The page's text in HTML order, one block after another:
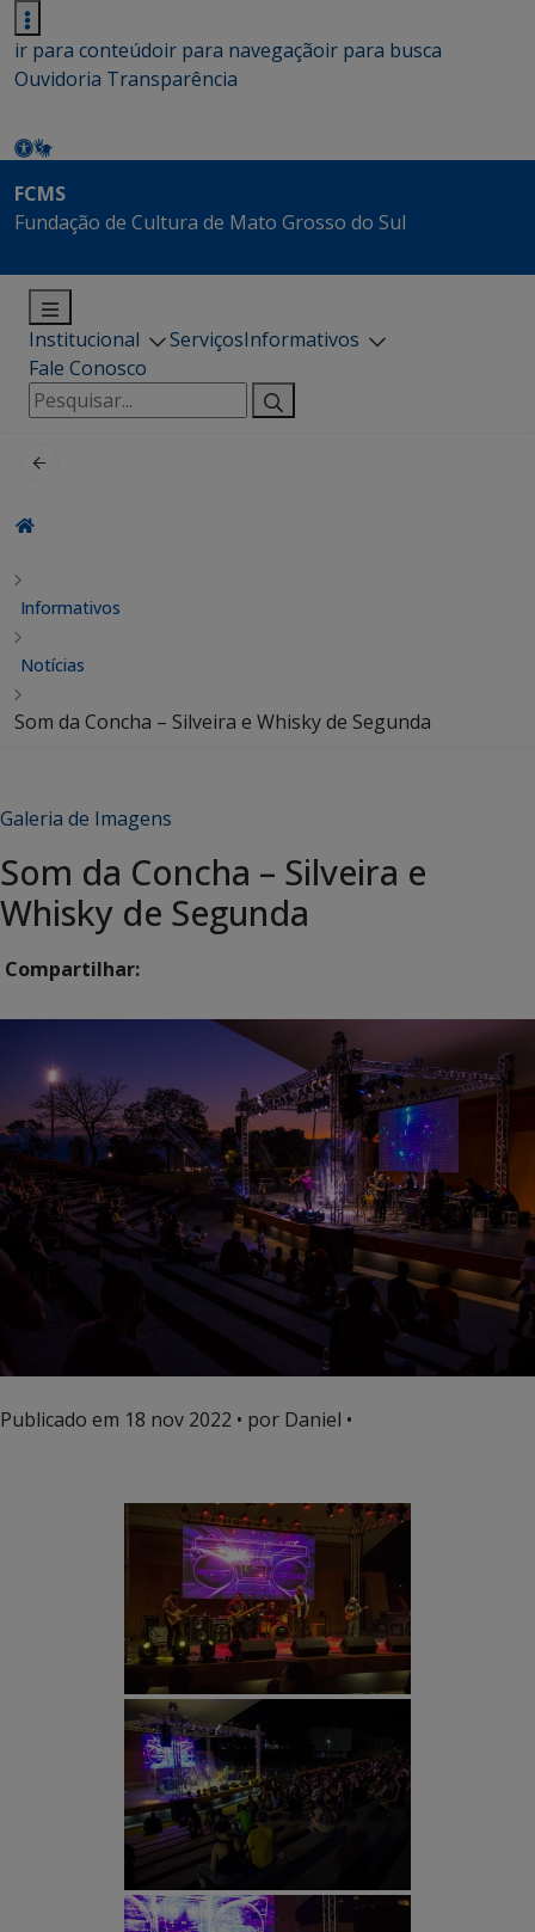
ir para conteúdoir para navegaçãoir para busca
Ouvidoria Transparência
FCMS
Fundação de Cultura de Mato Grosso do Sul
Institucional ServiçosInformativos
Fale Conosco
Pesquisar
por:
Informativos
Notícias
Som da Concha – Silveira e Whisky de Segunda
Galeria de Imagens
Som da Concha – Silveira e
Whisky de Segunda
Compartilhar:
Publicado em 18 nov 2022 • por Daniel •